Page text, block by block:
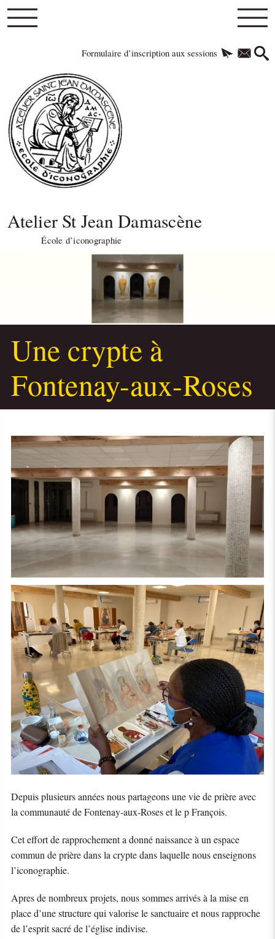
Formulaire d’inscription aux sessions
Atelier St Jean Damascène
École d’iconographie
Une crypte à
Fontenay-aux-Roses
Depuis plusieurs années nous partageons une vie de prière avec
la communauté de Fontenay-aux-Roses et le p François.
Cet effort de rapprochement a donné naissance à un espace
commun de prière dans la crypte dans laquelle nous enseignons
l’iconographie.
Apres de nombreux projets, nous sommes arrivés à la mise en
place d’une structure qui valorise le sanctuaire et nous rapproche
de l’esprit sacré de l’église indivise.